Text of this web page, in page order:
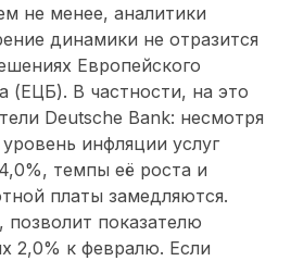
не менее, аналитики
динамики не отразится
Европейского
(ЕЦБ). В частности, на это
Deutsche Bank: несмотря
инфляции услуг
темпы её роста и
платы замедляются.
показателю
2,0% к февралю. Если